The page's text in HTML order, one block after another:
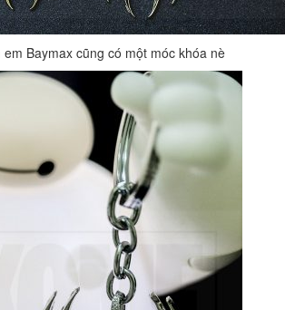
em Baymax cũng có một móc khóa nè